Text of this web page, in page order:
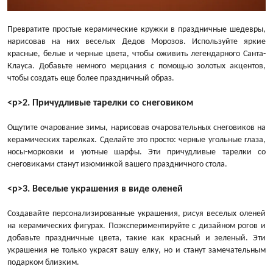
Превратите простые керамические кружки в праздничные шедевры,
нарисовав на них веселых Дедов Морозов. Используйте яркие
красные, белые и черные цвета, чтобы оживить легендарного Санта-
Клауса. Добавьте немного мерцания с помощью золотых акцентов,
чтобы создать еще более праздничный образ.
<р>2. Причудливые тарелки со снеговиком
Ощутите очарование зимы, нарисовав очаровательных снеговиков на
керамических тарелках. Сделайте это просто: черные угольные глаза,
носы-морковки и уютные шарфы. Эти причудливые тарелки со
снеговиками станут изюминкой вашего праздничного стола.
<р>3. Веселые украшения в виде оленей
Создавайте персонализированные украшения, рисуя веселых оленей
на керамических фигурах. Поэкспериментируйте с дизайном рогов и
добавьте праздничные цвета, такие как красный и зеленый. Эти
украшения не только украсят вашу елку, но и станут замечательным
подарком близким.